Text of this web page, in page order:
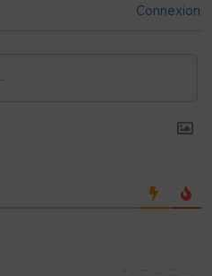
Connexion